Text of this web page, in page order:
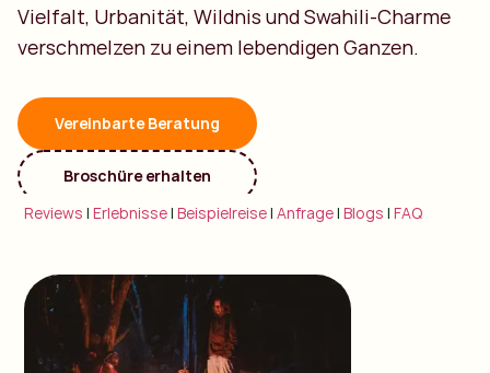
Vielfalt, Urbanität, Wildnis und Swahili-Charme
verschmelzen zu einem lebendigen Ganzen.
Vereinbarte Beratung
Broschüre erhalten
Reviews |Erlebnisse|Beispielreise|Anfrage|Blogs |FAQ